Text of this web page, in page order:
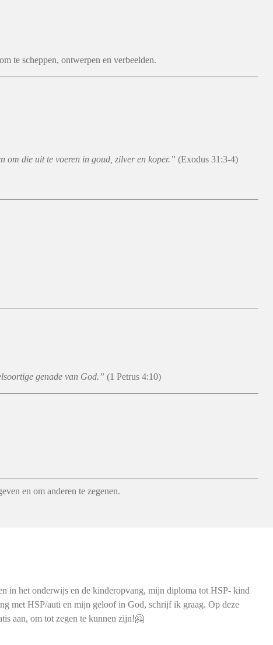
te scheppen, ontwerpen en verbeelden.
om die uit te voeren in goud, zilver en koper.” (Exodus 31:3-4)
genade van God.” (1 Petrus 4:10)
en om anderen te zegenen.
in het onderwijs en de kinderopvang, mijn diploma tot HSP- kind
met HSP/auti en mijn geloof in God, schrijf ik graag. Op deze
aan, om tot zegen te kunnen zijn!🤗